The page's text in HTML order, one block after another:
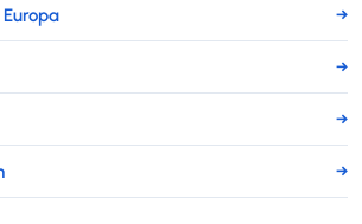
→
→
→
→